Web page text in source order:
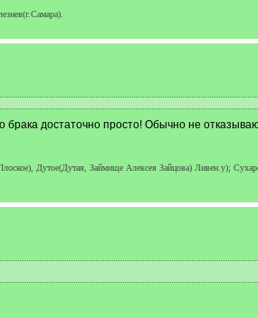
достаточно просто! Обычно не
Дутое(Дутая, Займище Алексея Зайцова) Ливен.у);